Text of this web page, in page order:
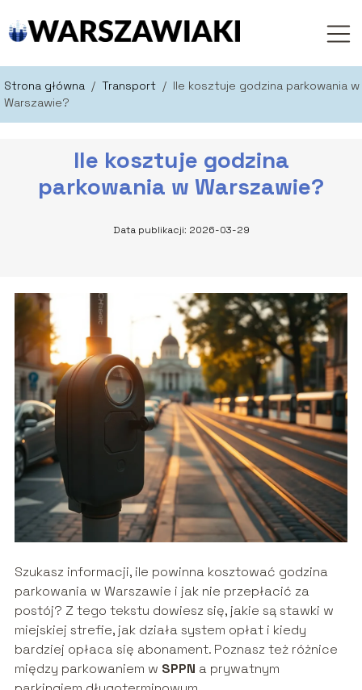
Strona główna / Transport / Ile kosztuje godzina parkowania w
Warszawie?
Ile kosztuje godzina
parkowania w Warszawie?
Data publikacji: 2026-03-29
Szukasz informacji, ile powinna kosztować godzina
parkowania w Warszawie i jak nie przepłacić za
postój? Z tego tekstu dowiesz się, jakie są stawki w
miejskiej strefie, jak działa system opłat i kiedy
bardziej opłaca się abonament. Poznasz też różnice
między parkowaniem w SPPN a prywatnym